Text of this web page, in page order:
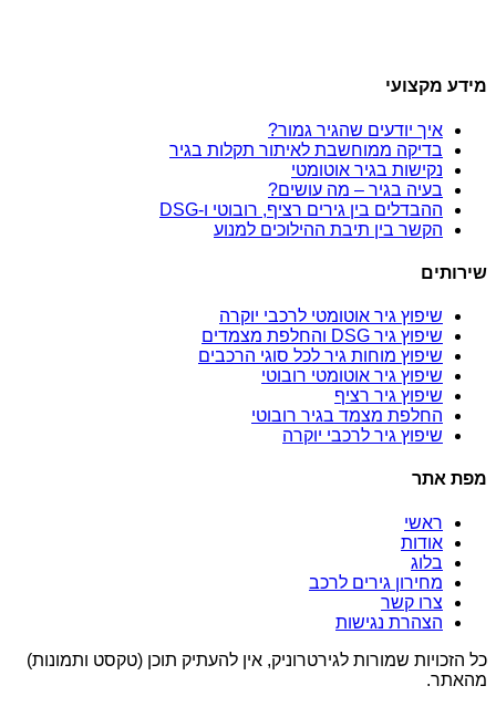
מידע מקצועי
איך יודעים שהגיר גמור?
בדיקה ממוחשבת לאיתור תקלות בגיר
נקישות בגיר אוטומטי
בעיה בגיר – מה עושים?
ההבדלים בין גירים רציף, רובוטי ו-DSG
הקשר בין תיבת ההילוכים למנוע
שירותים
שיפוץ גיר אוטומטי לרכבי יוקרה
שיפוץ גיר DSG והחלפת מצמדים
שיפוץ מוחות גיר לכל סוגי הרכבים
שיפוץ גיר אוטומטי רובוטי
שיפוץ גיר רציף
החלפת מצמד בגיר רובוטי
שיפוץ גיר לרכבי יוקרה
מפת אתר
ראשי
אודות
בלוג
מחירון גירים לרכב
צרו קשר
הצהרת נגישות
כל הזכויות שמורות לגירטרוניק, אין להעתיק תוכן (טקסט ותמונות)
מהאתר.